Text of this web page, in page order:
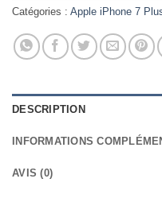
Catégories : Apple iPhone 7
DESCRIPTION
INFORMATIONS
AVIS (0)